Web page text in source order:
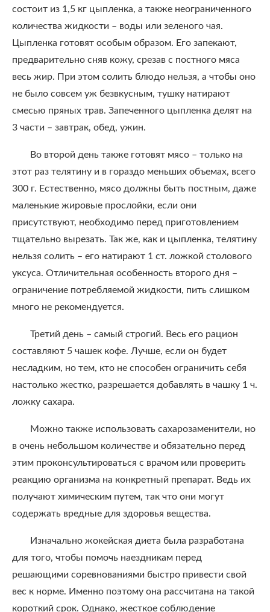
состоит из 1,5 кг цыпленка, а также неограниченного
количества жидкости – воды или зеленого чая.
Цыпленка готовят особым образом. Его запекают,
предварительно сняв кожу, срезав с постного мяса
весь жир. При этом солить блюдо нельзя, а чтобы оно
не было совсем уж безвкусным, тушку натирают
смесью пряных трав. Запеченного цыпленка делят на
3 части – завтрак, обед, ужин.
Во второй день также готовят мясо – только на
этот раз телятину и в гораздо меньших объемах, всего
300 г. Естественно, мясо должны быть постным, даже
маленькие жировые прослойки, если они
присутствуют, необходимо перед приготовлением
тщательно вырезать. Так же, как и цыпленка, телятину
нельзя солить – его натирают 1 ст. ложкой столового
уксуса. Отличительная особенность второго дня –
ограничение потребляемой жидкости, пить слишком
много не рекомендуется.
Третий день – самый строгий. Весь его рацион
составляют 5 чашек кофе. Лучше, если он будет
несладким, но тем, кто не способен ограничить себя
настолько жестко, разрешается добавлять в чашку 1 ч.
ложку сахара.
Можно также использовать сахарозаменители, но
в очень небольшом количестве и обязательно перед
этим проконсультироваться с врачом или проверить
реакцию организма на конкретный препарат. Ведь их
получают химическим путем, так что они могут
содержать вредные для здоровья вещества.
Изначально жокейская диета была разработана
для того, чтобы помочь наездникам перед
решающими соревнованиями быстро привести свой
вес к норме. Именно поэтому она рассчитана на такой
короткий срок. Однако, жесткое соблюдение